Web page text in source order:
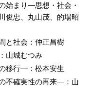
始まり—思想・社会・
俊忠、丸山茂、的場昭
と社会：仲正昌樹
山城むつみ
移行—：松本安生
不確実性の再来—：山